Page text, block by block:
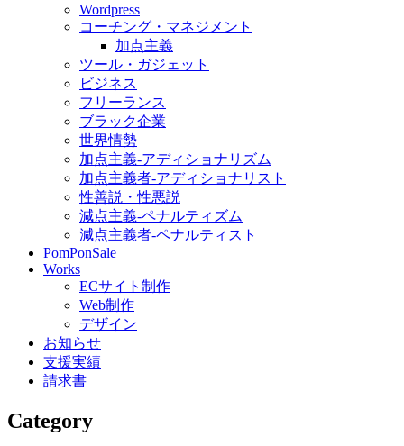
Wordpress
コーチング・マネジメント
加点主義
ツール・ガジェット
ビジネス
フリーランス
ブラック企業
世界情勢
加点主義-アディショナリズム
加点主義者-アディショナリスト
性善説・性悪説
減点主義-ペナルティズム
減点主義者-ペナルティスト
PomPonSale
Works
ECサイト制作
Web制作
デザイン
お知らせ
支援実績
請求書
Category